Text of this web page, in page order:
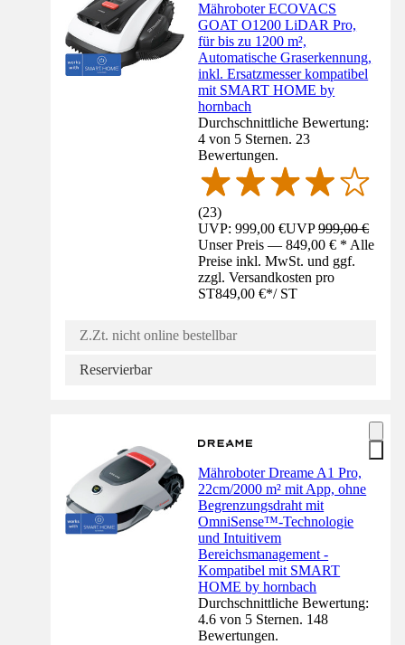
Mähroboter ECOVACS
GOAT O1200 LiDAR Pro,
für bis zu 1200 m²,
Automatische Graserkennung,
inkl. Ersatzmesser kompatibel
mit SMART HOME by
hornbach
Durchschnittliche Bewertung:
4 von 5 Sternen. 23
Bewertungen.
(23)
UVP: 999,00 €UVP999,00 €
Unser Preis — 849,00 € * Alle
Preise inkl. MwSt. und ggf.
zzgl. Versandkosten pro
ST849,00 €*/ ST
Z.Zt. nicht online bestellbar
Reservierbar
Mähroboter Dreame A1 Pro,
22cm/2000 m² mit App, ohne
Begrenzungsdraht mit
OmniSense™-Technologie
und Intuitivem
Bereichsmanagement -
Kompatibel mit SMART
HOME by hornbach
Durchschnittliche Bewertung:
4.6 von 5 Sternen. 148
Bewertungen.